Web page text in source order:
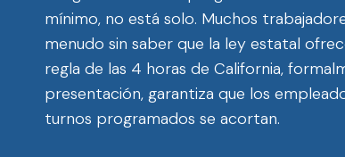
mínimo, no está solo. Muchos
menudo sin saber que la ley estatal
regla de las 4 horas de California,
presentación, garantiza que los
turnos programados se acortan.